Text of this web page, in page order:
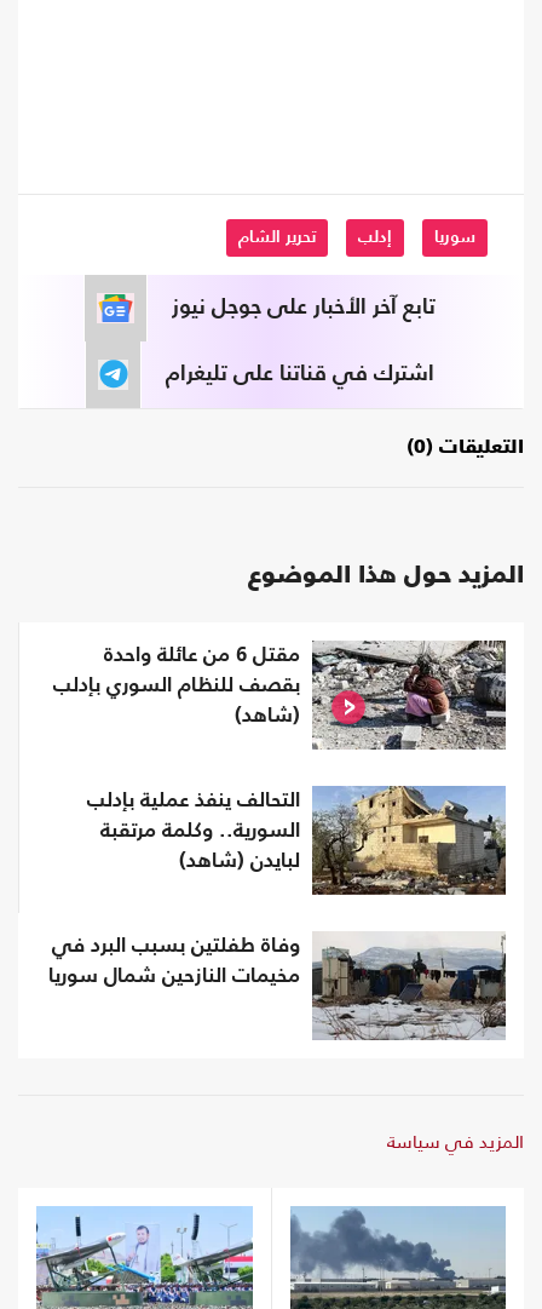
سوريا إدلب تحرير الشام
تابع آخر الأخبار على جوجل نيوز
اشترك في قناتنا على تليغرام
التعليقات (0)
المزيد حول هذا الموضوع
مقتل 6 من عائلة واحدة
بقصف للنظام السوري بإدلب
(شاهد)
التحالف ينفذ عملية بإدلب
السورية.. وكلمة مرتقبة
لبايدن (شاهد)
وفاة طفلتين بسبب البرد في
مخيمات النازحين شمال سوريا
المزيد في سياسة